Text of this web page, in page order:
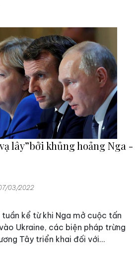
lây”bởi khủng hoảng Nga -
03/2022
tuần kể từ khi Nga mở cuộc tấn
Ukraine, các biện pháp trừng
Tây triển khai đối với